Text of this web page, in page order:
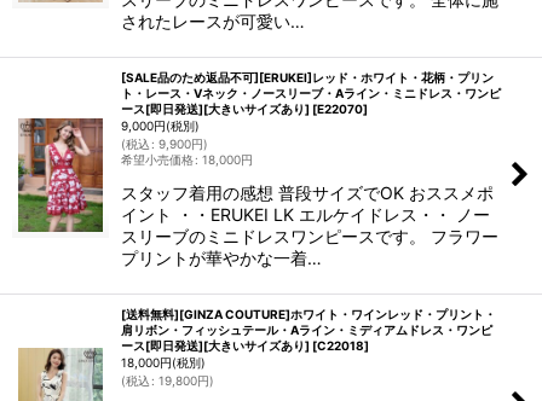
されたレースが可愛い…
[SALE品のため返品不可][ERUKEI]レッド・ホワイト・花柄・プリン
ト・レース・Vネック・ノースリーブ・Aライン・ミニドレス・ワンピ
ース[即日発送][大きいサイズあり] [E22070]
9,000円(税別)
(税込 : 9,900円)
希望小売価格: 18,000円
スタッフ着用の感想 普段サイズでOK おススメポ
イント ・・ERUKEI LK エルケイドレス・・ ノー
スリーブのミニドレスワンピースです。 フラワー
プリントが華やかな一着…
[送料無料][GINZA COUTURE]ホワイト・ワインレッド・プリント・
肩リボン・フィッシュテール・Aライン・ミディアムドレス・ワンピ
ース[即日発送][大きいサイズあり] [C22018]
18,000円(税別)
(税込 : 19,800円)